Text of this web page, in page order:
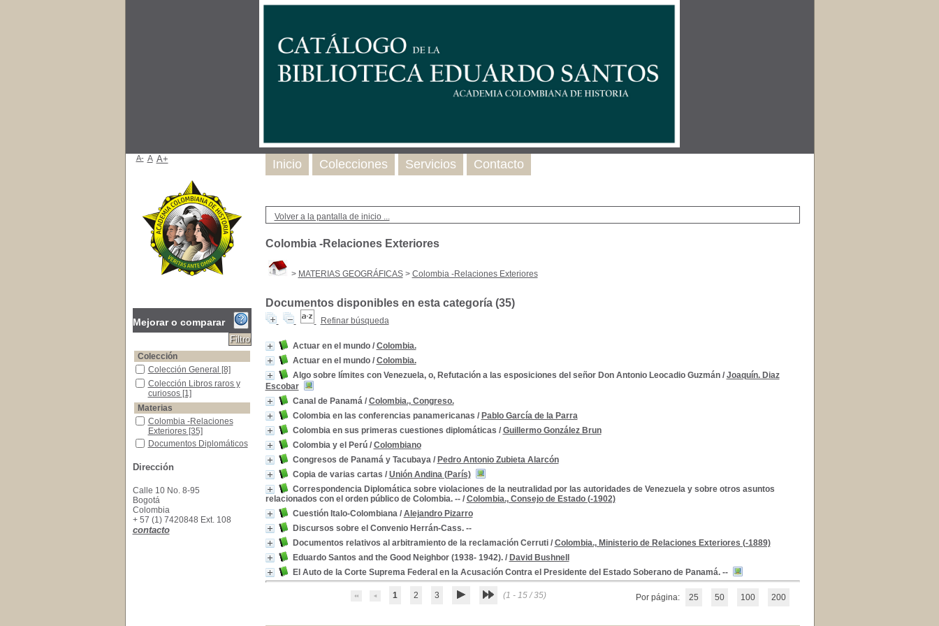
Volver a la pantalla de inicio ...
Colombia -Relaciones Exteriores
> MATERIAS GEOGRÁFICAS> Colombia -Relaciones Exteriores
Documentos disponibles en esta categoría (35)
Refinar búsqueda
Actuar en el mundo / Colombia.
Actuar en el mundo / Colombia.
Algo sobre límites con Venezuela, o, Refutación a las esposiciones del señor Don Antonio Leocadio Guzmán/ Joaquín. Diaz
Escobar
Canal de Panamá/ Colombia., Congreso.
Colombia en las conferencias panamericanas / Pablo García de la Parra
Colombia en sus primeras cuestiones diplomáticas / Guillermo González Brun
Colombia y el Perú / Colombiano
Congresos de Panamá y Tacubaya / Pedro Antonio Zubieta Alarcón
Copia de varias cartas / Unión Andina (París)
Correspondencia Diplomática sobre violaciones de la neutralidad por las autoridades de Venezuela y sobre otros asuntos
relacionados con el orden público de Colombia. --/ Colombia., Consejo de Estado (-1902)
Cuestión Italo-Colombiana / Alejandro Pizarro
Discursos sobre el Convenio Herrán-Cass. --
Documentos relativos al arbitramiento de la reclamación Cerruti/ Colombia., Ministerio de Relaciones Exteriores (-1889)
Eduardo Santos and the Good Neighbor (1938- 1942)./ David Bushnell
El Auto de la Corte Suprema Federal en la Acusación Contra el Presidente del Estado Soberano de Panamá. --
1 2 3 (1 - 15 / 35) Por página: 25 50 100 200
Inicio Colecciones Servicios Contacto
A- A A+
Mejorar o comparar
Colección
Colección General
Colección General [8]
Colección Libros raros y curiosos
Colección Libros raros y
curiosos [1]
Materias
Colombia -Relaciones Exteriores
Colombia -Relaciones
Exteriores [35]
Documentos Diplomáticos
Documentos Diplomáticos
Soluciones Pacíficas de Controversias
Soluciones Pacíficas de
Arbitraje Internacional
Arbitraje Internacional
Colombia -Límites
Colombia -Límites
Colombia -Tratados Internacionales
Colombia -Tratados
Internacionales
Estados Unidos -Relaciones Exteriores
Dirección
Calle 10 No. 8-95
Bogotá
Colombia
+ 57 (1) 7420848 Ext. 108
contacto